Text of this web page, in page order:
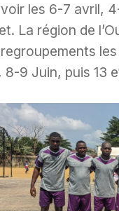
les 6-7 avril,
La région de
les
8-9 Juin, puis 13